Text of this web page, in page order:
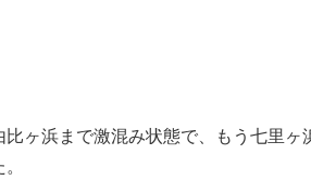
ヶ浜まで激混み状態で、もう七里ヶ